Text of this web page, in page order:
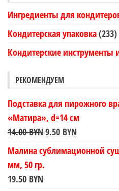
Ингредиенты для
Кондитерская упаковка(233)
Кондитерские инструменты
РЕКОМЕНДУЕМ
Подставка для пирожного
«Матира», d=14 см
14.00BYNПервоначальная
цена
составляла
9.50 BYNТекущая
Малина сублимационной
мм, 50 гр.
19.50 BYN